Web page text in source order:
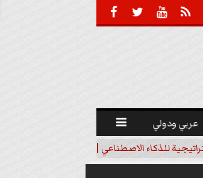
  

عربي ودولي 
للذكاء الاصطناعي | فيديو